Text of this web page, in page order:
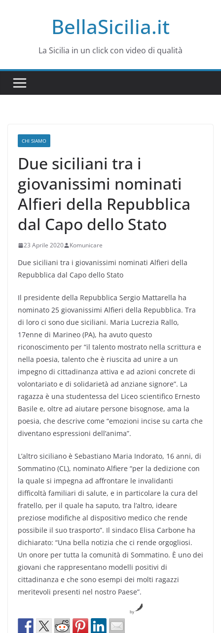
BellaSicilia.it
La Sicilia in un click con video di qualità
CHI SIAMO
Due siciliani tra i
giovanissimi nominati
Alfieri della Repubblica
dal Capo dello Stato
23 Aprile 2020 Komunicare
Due siciliani tra i giovanissimi nominati Alfieri della
Repubblica dal Capo dello Stato
Il presidente della Repubblica Sergio Mattarella ha
nominato 25 giovanissimi Alfieri della Repubblica. Tra
di loro ci sono due siciliani. Maria Lucrezia Rallo,
17enne di Marineo (PA), ha avuto questo
riconoscimento per “il talento mostrato nella scrittura e
nella poesia, talento che è riuscita ad unire a un
impegno di cittadinanza attiva e ad azioni concrete di
volontariato e di solidarietà ad anziane signore”. La
ragazza è una studentessa del Liceo scientifico Ernesto
Basile e, oltre ad aiutare persone bisognose, ama la
poesia, che descrive come “emozioni incise su carta che
diventano espressioni dell’anima”.
L’altro siciliano è Sebastiano Maria Indorato, 16 anni, di
Sommatino (CL), nominato Alfiere “per la dedizione con
la quale si impegna ad affrontare le invalidanti
difficoltà familiari di salute, e in particolare la cura del
fratello, per il quale ha saputo, tra l’altro, ideare
preziose modifiche al dispositivo medico che rende
possibile il suo trasporto”. Il sindaco Elisa Carbone ha
dichiarato: “Una bella notizia che ci rende orgogliosi.
Un onore per tutta la comunità di Sommatino. È uno dei
giovani che rappresentano modelli positivi di
cittadinanza e che sono esempi dei molti ragazzi
meritevoli presenti nel nostro Paese”.
by